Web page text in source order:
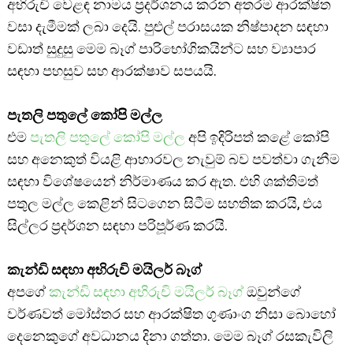
අභිරුචි වෙළඳ නාමය ප්‍රදර්ශනය කරන අතරම ආරක්ෂිත
වසා දැමීමක් ලබා දෙයි. පුළුල් පරාසයක නිෂ්පාදන සඳහා
වඩාත් සුදුසු මෙම බෑග් පාරිභෝගිකයින්ට සහ ව්‍යාපාර
සඳහා පහසුව සහ ආරක්ෂාව සපයයි.
පැතලි පතුලේ කෝපි මල්ල
එමපැතලි පතුලේ කෝපි මල්ල අපි ඉදිරිපත් කළේ කෝපි
සහ අනෙකුත් වියළි ආහාරවල නැවුම් බව පවත්වා ගැනීම
සඳහා විශේෂයෙන් නිර්මාණය කර ඇත. එහි ශක්තිමත්
පතුල මල්ල කෙළින් සිටගෙන සිටීම සහතික කරයි, එය
සිල්ලර ප්‍රදර්ශන සඳහා පරිපූර්ණ කරයි.
කැන්ඩි සඳහා අභිරුචි මයිලර් බෑග්
අපගේකැන්ඩි සඳහා අභිරුචි මයිලර් බෑග්ඔවුන්ගේ
වර්ණවත් මෝස්තර සහ ආරක්ෂිත ගුණාංග නිසා බොහෝ
දෙනෙකුගේ අවධානය දිනා ගත්තා. මෙම බෑග් රසකැවිලි